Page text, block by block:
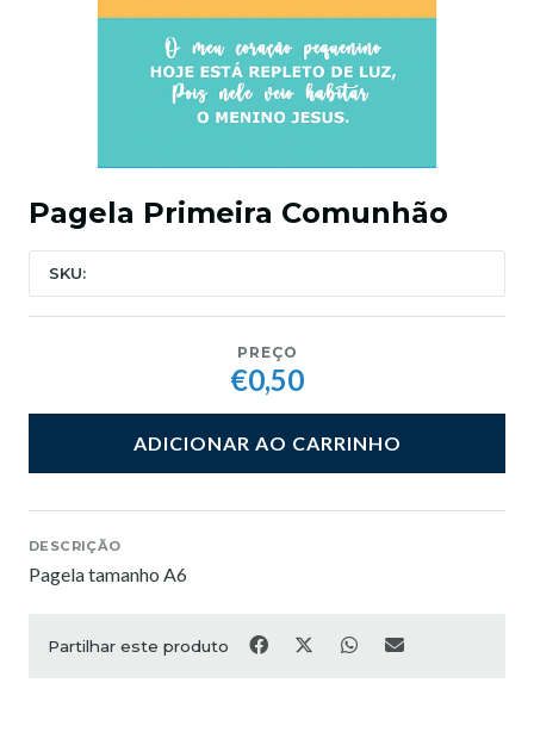
Pagela Primeira Comunhão
SKU:
PREÇO
€0,50
ADICIONAR AO CARRINHO
DESCRIÇÃO
Pagela tamanho A6
Partilhar este produto